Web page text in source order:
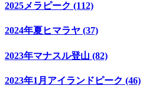
2025メラピーク (112)
2024年夏ヒマラヤ (37)
2023年マナスル登山 (82)
2023年1月アイランドピーク (46)